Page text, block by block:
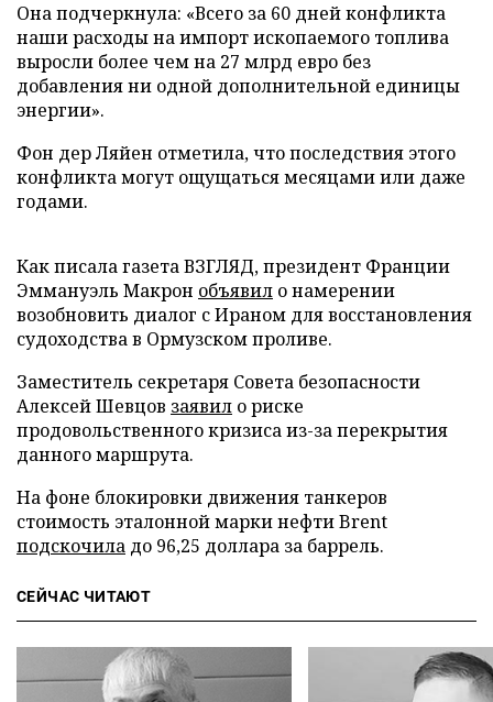
Она подчеркнула: «Всего за 60 дней конфликта
наши расходы на импорт ископаемого топлива
выросли более чем на 27 млрд евро без
добавления ни одной дополнительной единицы
энергии».
Фон дер Ляйен отметила, что последствия этого
конфликта могут ощущаться месяцами или даже
годами.
Как писала газета ВЗГЛЯД, президент Франции
Эммануэль Макрон объявил о намерении
возобновить диалог с Ираном для восстановления
судоходства в Ормузском проливе.
Заместитель секретаря Совета безопасности
Алексей Шевцов заявил о риске
продовольственного кризиса из-за перекрытия
данного маршрута.
На фоне блокировки движения танкеров
стоимость эталонной марки нефти Brent
подскочила до 96,25 доллара за баррель.
СЕЙЧАС ЧИТАЮТ